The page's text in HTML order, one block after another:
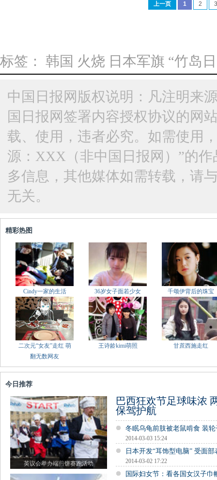
上一页 1 2 3
标签： 韩国 火烧 日本军旗 “竹岛
中国日报网版权说明：凡注明来
国日报网签署内容授权协议的网
载、使用，违者必究。如需使用
源：XXX（非中国日报网）”的
多信息，其他媒体如需转载，请
无关。
精彩热图
Cindy一家的生活 36岁女子面若少女 千颂伊背后的珠宝
二次元“女友”走红 萌
翻无数网友
王诗龄kimi萌照 甘蔗西施走红
今日推荐
英议会举办端煎饼赛跑活动
巴西狂欢节足球味浓
保驾护航
冬眠乌龟前肢被老鼠啃食 装
2014-03-03 15:24
日本开发“耳饰型电脑” 受面部
2014-03-02 17:22
国际妇女节：看各国女汉子巾